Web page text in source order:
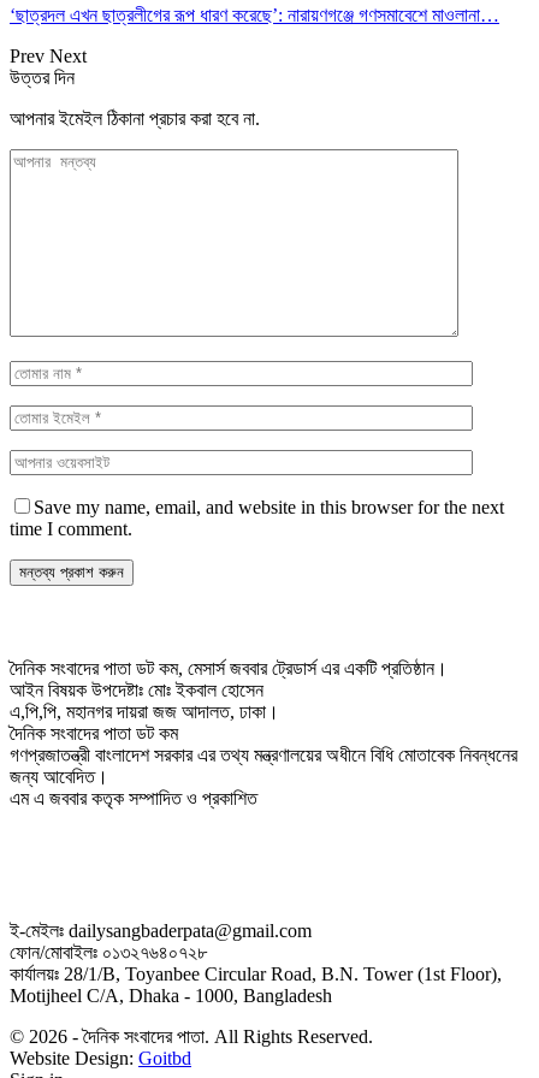
‘ছাত্রদল এখন ছাত্রলীগের রূপ ধারণ করেছে’: নারায়ণগঞ্জে গণসমাবেশে মাওলানা…
Prev Next
উত্তর দিন
আপনার ইমেইল ঠিকানা প্রচার করা হবে না.
Save my name, email, and website in this browser for the next
time I comment.
দৈনিক সংবাদের পাতা ডট কম, মেসার্স জববার ট্রেডার্স এর একটি প্রতিষ্ঠান।
আইন বিষয়ক উপদেষ্টাঃ মোঃ ইকবাল হোসেন
এ,পি,পি, মহানগর দায়রা জজ আদালত, ঢাকা।
দৈনিক সংবাদের পাতা ডট কম
গণপ্রজাতন্ত্রী বাংলাদেশ সরকার এর তথ্য মন্ত্রণালয়ের অধীনে বিধি মোতাবেক নিবন্ধনের
জন্য আবেদিত।
এম এ জববার কতৃক সম্পাদিত ও প্রকাশিত
ই-মেইলঃ dailysangbaderpata@gmail.com
ফোন/মোবাইলঃ ০১৩২৭৬৪০৭২৮
কার্যালয়ঃ 28/1/B, Toyanbee Circular Road, B.N. Tower (1st Floor),
Motijheel C/A, Dhaka - 1000, Bangladesh
© 2026 - দৈনিক সংবাদের পাতা. All Rights Reserved.
Website Design: Goitbd